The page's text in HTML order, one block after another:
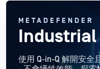
METADEFENDER
使用 Q-in-Q 解開安全